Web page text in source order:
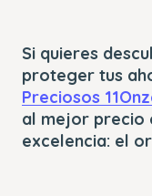
Si quieres
proteger tus
Preciosos
al mejor
excelencia: el